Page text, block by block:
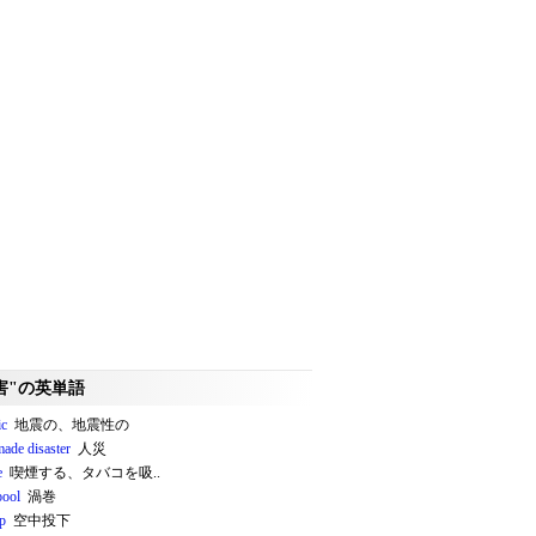
"の英単語
地震の、地震性の
disaster 人災
喫煙する、タバコを吸..
渦巻
空中投下